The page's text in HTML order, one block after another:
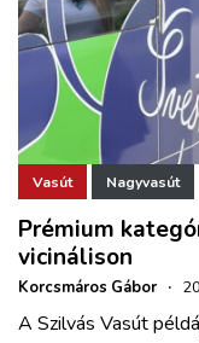
ELLÁTÁSI LÁNC
ZÖLDÚT
HAJÓZÁS
BLOG
Vasút Nagyvasút
Prémium
vicinálison
Korcsmáros Gábor ·
A Szilvás Vasút